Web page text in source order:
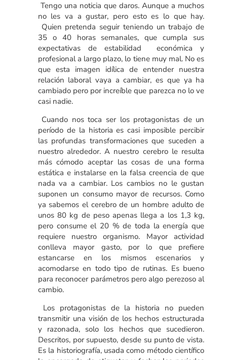
Tengo una noticia que daros. Aunque a muchos
no les va a gustar, pero esto es lo que hay.
Quien pretenda seguir teniendo un trabajo de
35 o 40 horas semanales, que cumpla sus
expectativas de estabilidad económica y
profesional a largo plazo, lo tiene muy mal. No es
que esta imagen idílica de entender nuestra
relación laboral vaya a cambiar, es que ya ha
cambiado pero por increíble que parezca no lo ve
casi nadie.
Cuando nos toca ser los protagonistas de un
período de la historia es casi imposible percibir
las profundas transformaciones que suceden a
nuestro alrededor. A nuestro cerebro le resulta
más cómodo aceptar las cosas de una forma
estática e instalarse en la falsa creencia de que
nada va a cambiar. Los cambios no le gustan
suponen un consumo mayor de recursos. Como
ya sabemos el cerebro de un hombre adulto de
unos 80 kg de peso apenas llega a los 1,3 kg,
pero consume el 20 % de toda la energía que
requiere nuestro organismo. Mayor actividad
conlleva mayor gasto, por lo que prefiere
estancarse en los mismos escenarios y
acomodarse en todo tipo de rutinas. Es bueno
para reconocer parámetros pero algo perezoso al
cambio.
Los protagonistas de la historia no pueden
transmitir una visión de los hechos estructurada
y razonada, solo los hechos que sucedieron.
Descritos, por supuesto, desde su punto de vista.
Es la historiografía, usada como método científico